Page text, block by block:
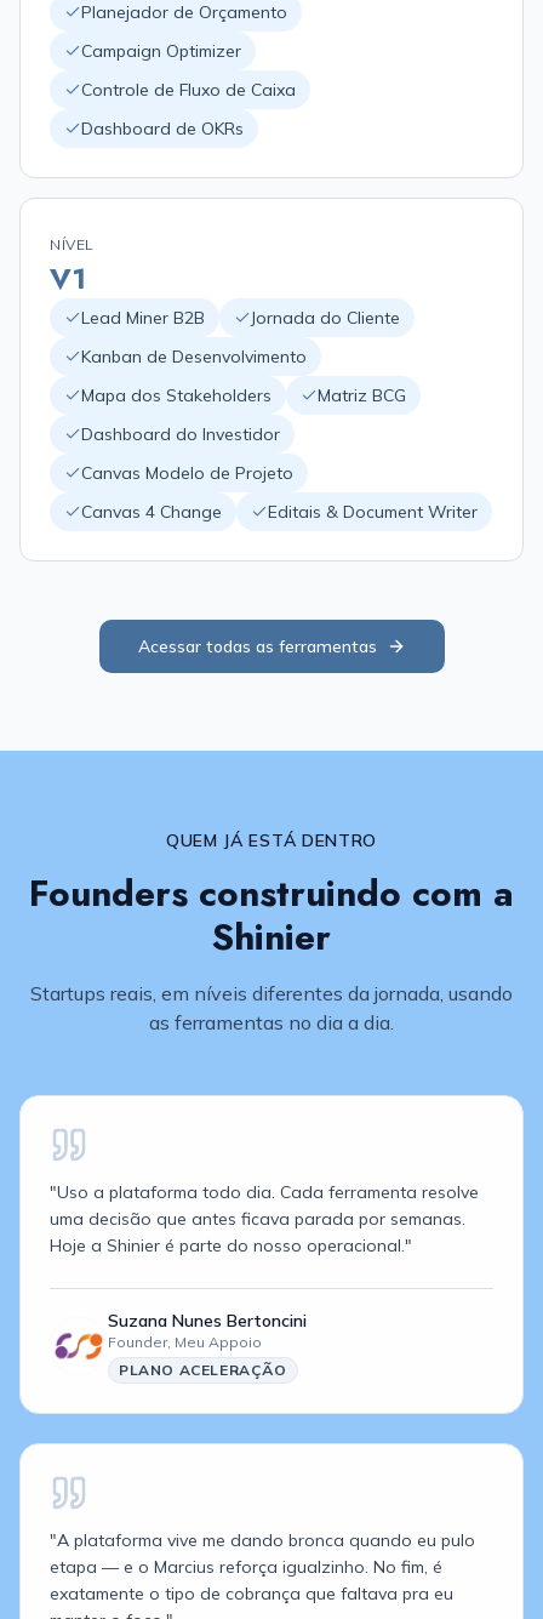
Planejador de Orçamento
Campaign Optimizer
Controle de Fluxo de Caixa
Dashboard de OKRs
NÍVEL
V1
Lead Miner B2B
Jornada do Cliente
Kanban de Desenvolvimento
Mapa dos Stakeholders
Matriz BCG
Dashboard do Investidor
Canvas Modelo de Projeto
Canvas 4 Change
Editais & Document Writer
Acessar todas as ferramentas
QUEM JÁ ESTÁ DENTRO
Founders construindo com a
Shinier
Startups reais, em níveis diferentes da jornada, usando
as ferramentas no dia a dia.
"Uso a plataforma todo dia. Cada ferramenta resolve
uma decisão que antes ficava parada por semanas.
Hoje a Shinier é parte do nosso operacional."
Suzana Nunes Bertoncini
Founder, Meu Appoio
PLANO ACELERAÇÃO
"A plataforma vive me dando bronca quando eu pulo
etapa — e o Marcius reforça igualzinho. No fim, é
exatamente o tipo de cobrança que faltava pra eu